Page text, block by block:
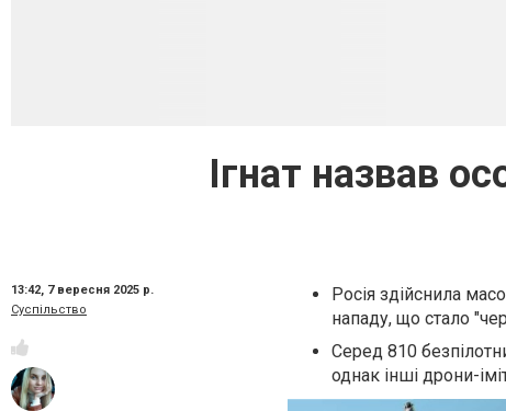
Ігнат назвав
13:42, 7 вересня 2025 р.
Суспільство
Росія здійснила
нападу, що стало
Серед 810
однак інші дрони-